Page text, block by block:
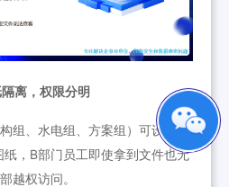
离，权限分明
组、水电组、方案组）可设置独
纸，B部门员工即使拿到文件也无
越权访问。